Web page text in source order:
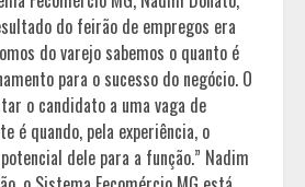
do feirão de empregos era
do varejo sabemos o quanto é
para o sucesso do negócio. O
o candidato a uma vaga de
é quando, pela experiência, o
dele para a função.” Nadim